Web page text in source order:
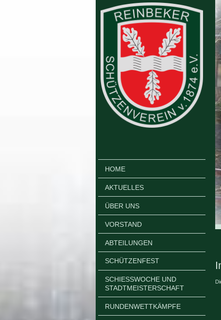
HOME
AKTUELLES
ÜBER UNS
VORSTAND
ABTEILUNGEN
SCHÜTZENFEST
SCHIESSWOCHE UND S
TADTMEISTERSCHAFT
RUNDENWETTKÄMPFE